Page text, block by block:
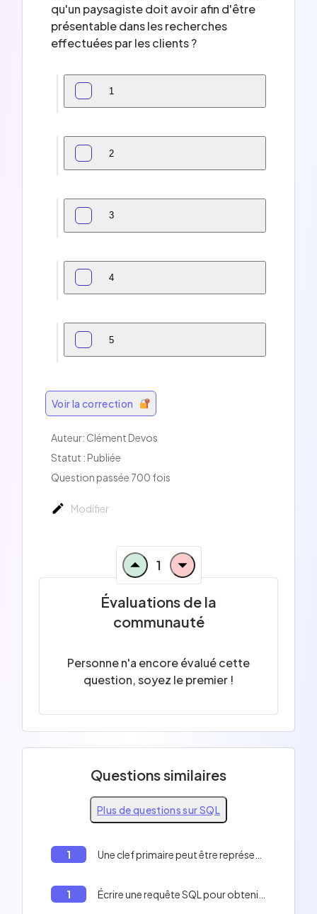
qu'un paysagiste doit avoir afin d'être
présentable dans les recherches
effectuées par les clients ?
1
2
3
4
5
Voir la correction
Auteur: Clément Devos
Statut : Publiée
Question passée 700 fois
Modifier
1
Évaluations de la
communauté
Personne n'a encore évalué cette
question, soyez le premier !
Questions similaires
Plus de questions sur SQL
1
1